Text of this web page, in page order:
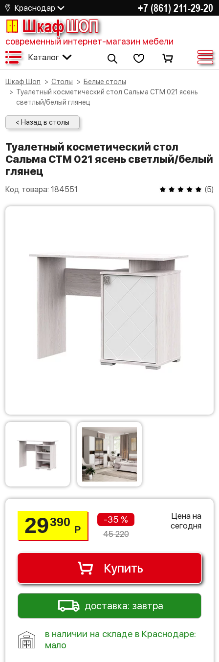
Краснодар +7 (861) 211-29-20
ШкафШОП
современный интернет-магазин мебели
Каталог
Шкаф Шоп Столы
Белые столы
Туалетный косметический стол Сальма СТМ 021 ясень
светлый/белый глянец
< Назад в столы
Туалетный косметический стол
Сальма СТМ 021 ясень светлый/белый
глянец
Код товара: 184551 (5)
29390
Р
-35 %
45 220
Цена на
сегодня
Купить
доставка: завтра
в наличии на складе в Краснодаре:
мало